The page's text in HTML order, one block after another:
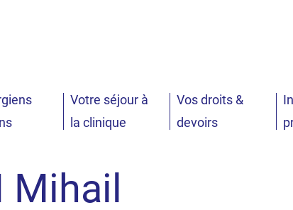
Votre séjour à
la clinique
Vos droits &
devoirs
Mihail